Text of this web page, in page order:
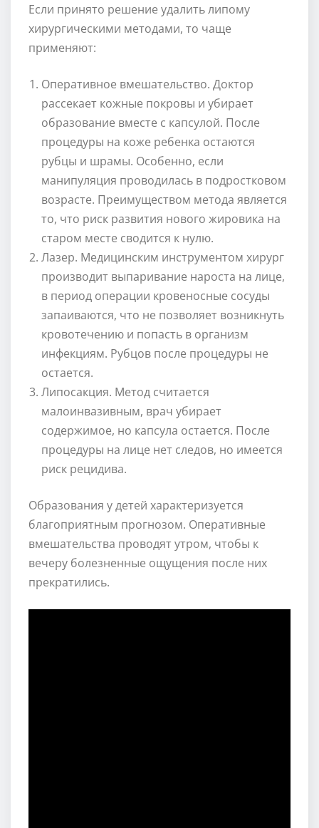
Если принято решение удалить липому
хирургическими методами, то чаще
применяют:
Оперативное вмешательство. Доктор
рассекает кожные покровы и убирает
образование вместе с капсулой. После
процедуры на коже ребенка остаются
рубцы и шрамы. Особенно, если
манипуляция проводилась в подростковом
возрасте. Преимуществом метода является
то, что риск развития нового жировика на
старом месте сводится к нулю.
Лазер. Медицинским инструментом хирург
производит выпаривание нароста на лице,
в период операции кровеносные сосуды
запаиваются, что не позволяет возникнуть
кровотечению и попасть в организм
инфекциям. Рубцов после процедуры не
остается.
Липосакция. Метод считается
малоинвазивным, врач убирает
содержимое, но капсула остается. После
процедуры на лице нет следов, но имеется
риск рецидива.
Образования у детей характеризуется
благоприятным прогнозом. Оперативные
вмешательства проводят утром, чтобы к
вечеру болезненные ощущения после них
прекратились.